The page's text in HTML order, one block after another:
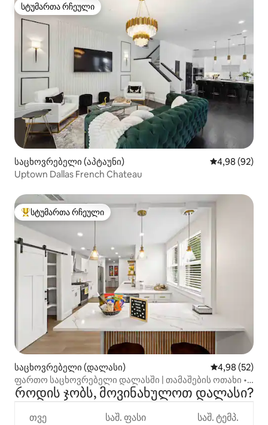
სტუმართა რჩეული
სტუმართა რჩეული
საცხოვრებელი (აპტაუნი) საშუალო
4,98 (92)
Uptown Dallas French Chateau
სტუმართა რჩეული მოწინავე ვარიანტი
სტუმართა რჩეული
საცხოვრებელი (დალასი) საშუალო
4,98 (52)
ფართო საცხოვრებელი დალასში | თამაშების ოთახი •
აუზი
როდის ჯობს, მოვინახულოთ დალასი?
თვე საშ. ფასი საშ. ტემპ.